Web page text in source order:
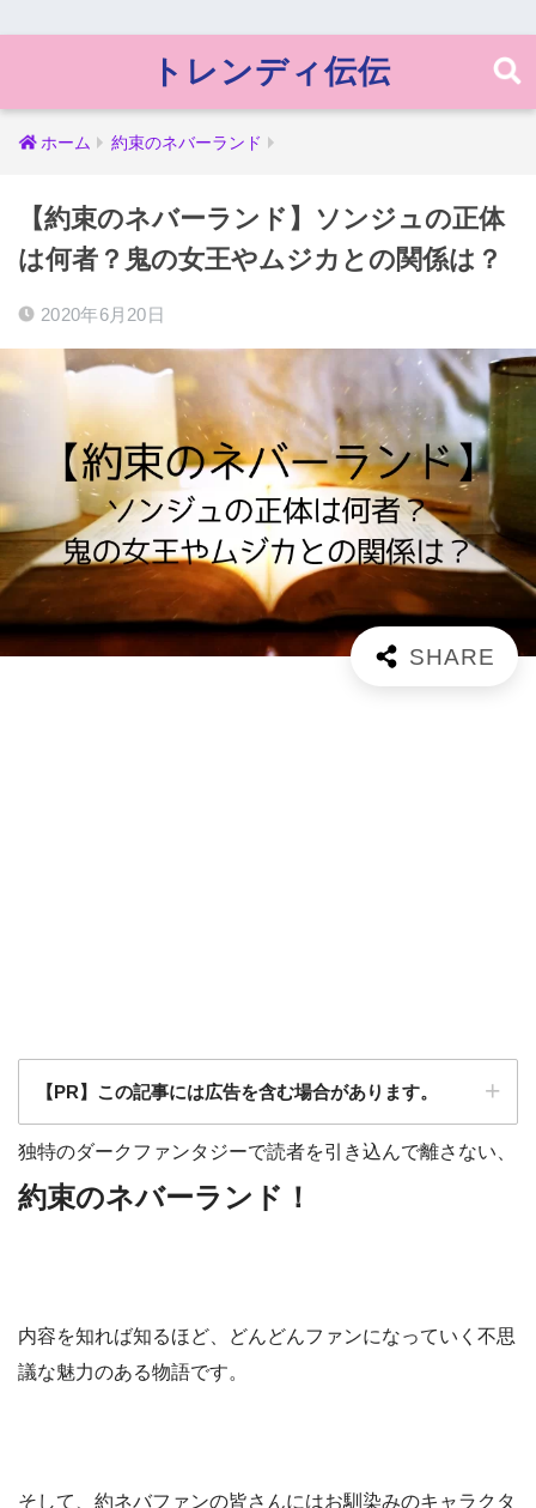
トレンディ伝伝
ホーム 約束のネバーランド
【約束のネバーランド】ソンジュの正体
は何者？鬼の女王やムジカとの関係は？
2020年6月20日
【PR】この記事には広告を含む場合があります。
独特のダークファンタジーで読者を引き込んで離さない、
約束のネバーランド！
内容を知れば知るほど、どんどんファンになっていく不思
議な魅力のある物語です。
そして、約ネバファンの皆さんにはお馴染みのキャラクタ